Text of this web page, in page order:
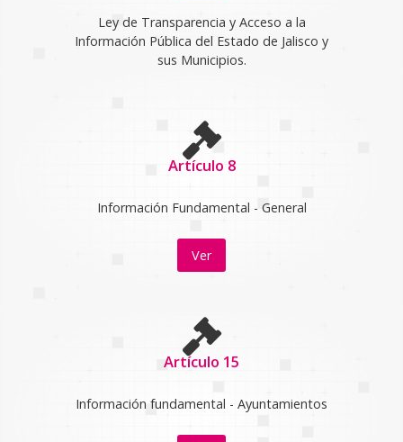
Ley de Transparencia y Acceso a la
Información Pública del Estado de Jalisco y
sus Municipios.
Artículo 8
Información Fundamental - General
Ver
Artículo 15
Información fundamental - Ayuntamientos